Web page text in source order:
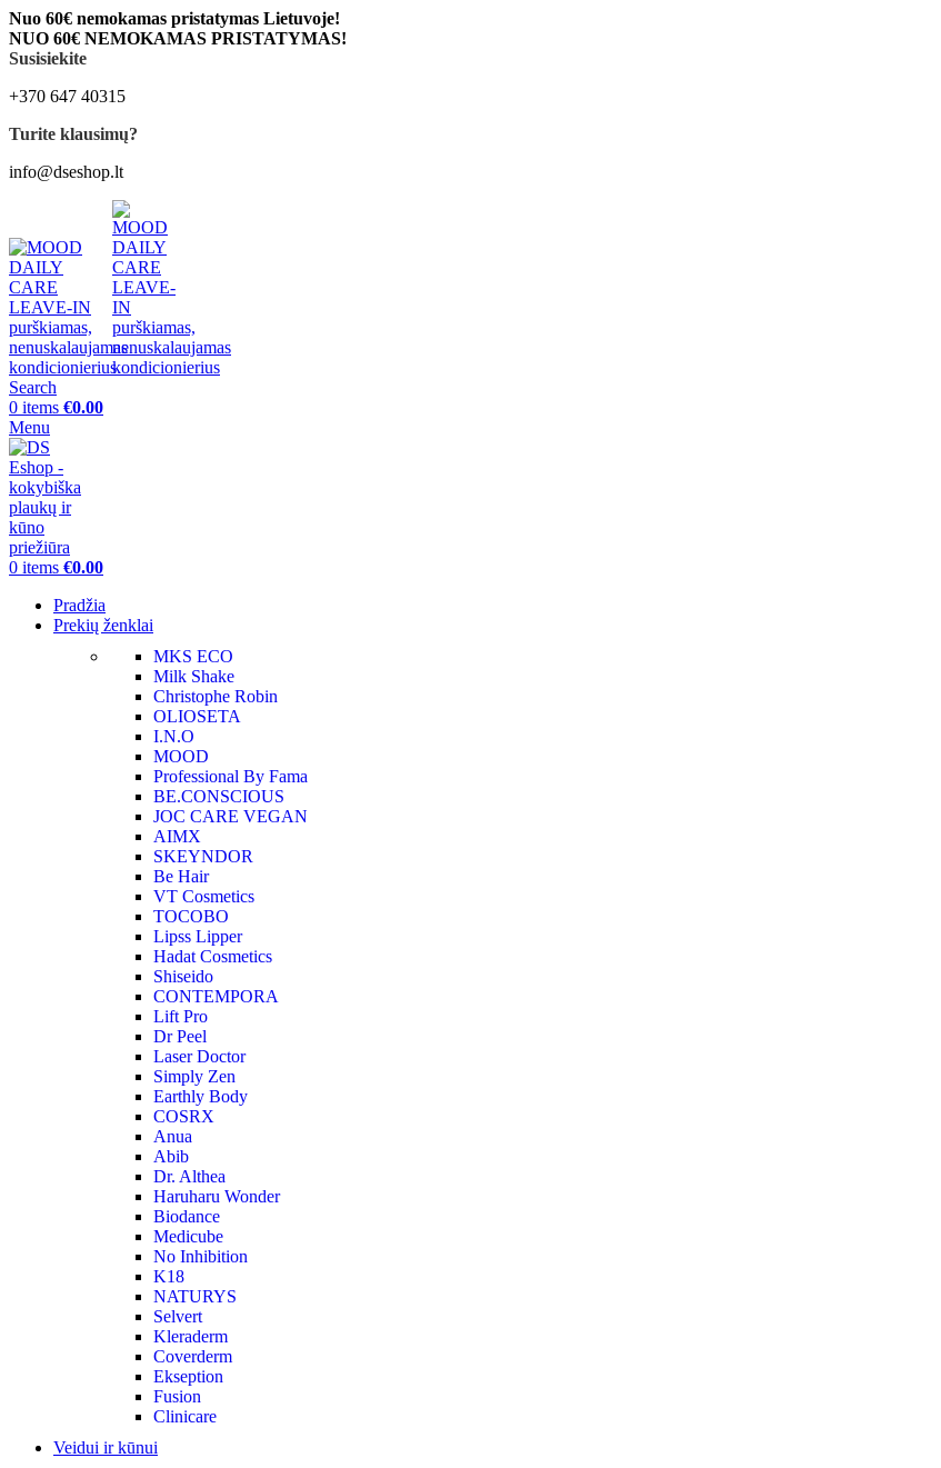
Nuo 60€ nemokamas pristatymas Lietuvoje!
NUO 60€ NEMOKAMAS PRISTATYMAS!
Susisiekite
+370 647 40315
Turite klausimų?
info@dseshop.lt
Search
0 items €0.00
Menu
0 items €0.00
Pradžia
Prekių ženklai
MKS ECO
Milk Shake
Christophe Robin
OLIOSETA
I.N.O
MOOD
Professional By Fama
BE.CONSCIOUS
JOC CARE VEGAN
AIMX
SKEYNDOR
Be Hair
VT Cosmetics
TOCOBO
Lipss Lipper
Hadat Cosmetics
Shiseido
CONTEMPORA
Lift Pro
Dr Peel
Laser Doctor
Simply Zen
Earthly Body
COSRX
Anua
Abib
Dr. Althea
Haruharu Wonder
Biodance
Medicube
No Inhibition
K18
NATURYS
Selvert
Kleraderm
Coverderm
Ekseption
Fusion
Clinicare
Veidui ir kūnui